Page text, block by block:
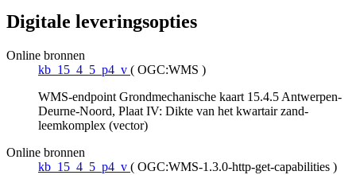
Digitale leveringsopties
Online bronnen
kb_15_4_5_p4_v ( OGC:WMS )
WMS-endpoint Grondmechanische kaart 15.4.5 Antwerpen-
Deurne-Noord, Plaat IV: Dikte van het kwartair zand-
leemkomplex (vector)
Online bronnen
kb_15_4_5_p4_v ( OGC:WMS-1.3.0-http-get-capabilities )